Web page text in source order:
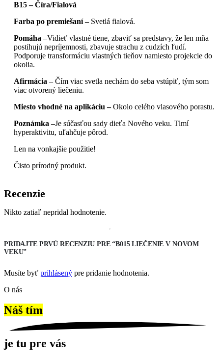
B15 – Číra/Fialová
Farba po premiešaní – Svetlá fialová.
Pomáha –Vidieť vlastné tiene, zbaviť sa predstavy, že len mňa
postihujú nepríjemnosti, zbavuje strachu z cudzích ľudí.
Podporuje transformáciu vlastných tieňov namiesto projekcie do
okolia.
Afirmácia –Čím viac svetla nechám do seba vstúpiť, tým som
viac otvorený liečeniu.
Miesto vhodné na aplikáciu –Okolo celého vlasového porastu.
Poznámka –Je súčasťou sady dieťa Nového veku. Tlmí
hyperaktivitu, uľahčuje pôrod.
Len na vonkajšie použitie!
Čisto prírodný produkt.
Recenzie
Nikto zatiaľ nepridal hodnotenie.
PRIDAJTE PRVÚ RECENZIU PRE “B015 LIEČENIE V NOVOM
VEKU”
Musíte byť prihlásený pre pridanie hodnotenia.
O nás
Náš tím
je tu pre vás